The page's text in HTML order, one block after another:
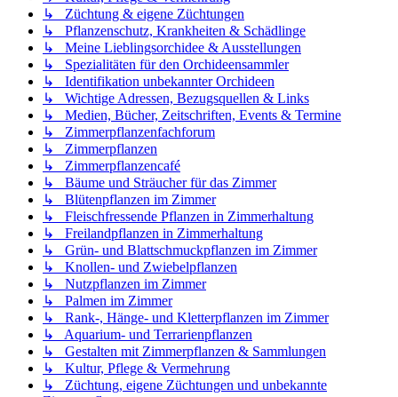
↳ Züchtung & eigene Züchtungen
↳ Pflanzenschutz, Krankheiten & Schädlinge
↳ Meine Lieblingsorchidee & Ausstellungen
↳ Spezialitäten für den Orchideensammler
↳ Identifikation unbekannter Orchideen
↳ Wichtige Adressen, Bezugsquellen & Links
↳ Medien, Bücher, Zeitschriften, Events & Termine
↳ Zimmerpflanzenfachforum
↳ Zimmerpflanzen
↳ Zimmerpflanzencafé
↳ Bäume und Sträucher für das Zimmer
↳ Blütenpflanzen im Zimmer
↳ Fleischfressende Pflanzen in Zimmerhaltung
↳ Freilandpflanzen in Zimmerhaltung
↳ Grün- und Blattschmuckpflanzen im Zimmer
↳ Knollen- und Zwiebelpflanzen
↳ Nutzpflanzen im Zimmer
↳ Palmen im Zimmer
↳ Rank-, Hänge- und Kletterpflanzen im Zimmer
↳ Aquarium- und Terrarienpflanzen
↳ Gestalten mit Zimmerpflanzen & Sammlungen
↳ Kultur, Pflege & Vermehrung
↳ Züchtung, eigene Züchtungen und unbekannte